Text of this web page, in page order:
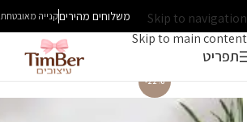
Skip to navigation
Skip to main content
משלוחים מהיריםקנייה מאובטחת
תפריט
-22%